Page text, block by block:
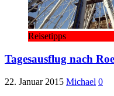
Reisetipps
Tagesausflug nach
22. Januar 2015 Michael 0